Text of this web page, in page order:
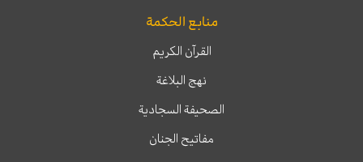
منابع الحكمة
القرآن الكريم
نهج البلاغة
الصحيفة السجادية
مفاتيح الجنان